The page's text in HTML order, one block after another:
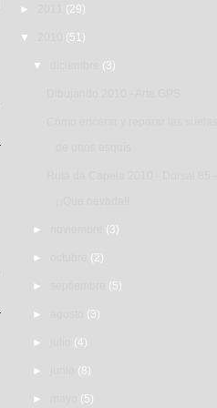
► (29)
▼ (51)
▼ (3)
► (3)
► (2)
► (5)
► (3)
► (4)
► (8)
► (5)